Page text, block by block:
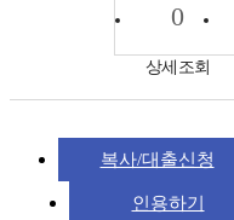
0
상세조회
복사/대출신청
인용하기